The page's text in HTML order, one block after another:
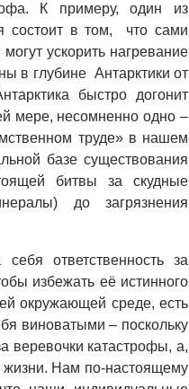
К примеру, один из
состоит в том, что сами
ускорить нагревание
в глубине Антарктики от
быстро догонит
мере, несомненно одно –
труде» в нашем
базе существования
битвы за скудные
до загрязнения
ответственность за
избежать её истинного
окружающей среде, есть
виноватыми – поскольку
веревочки катастрофы, а,
жизни. Нам по-настоящему